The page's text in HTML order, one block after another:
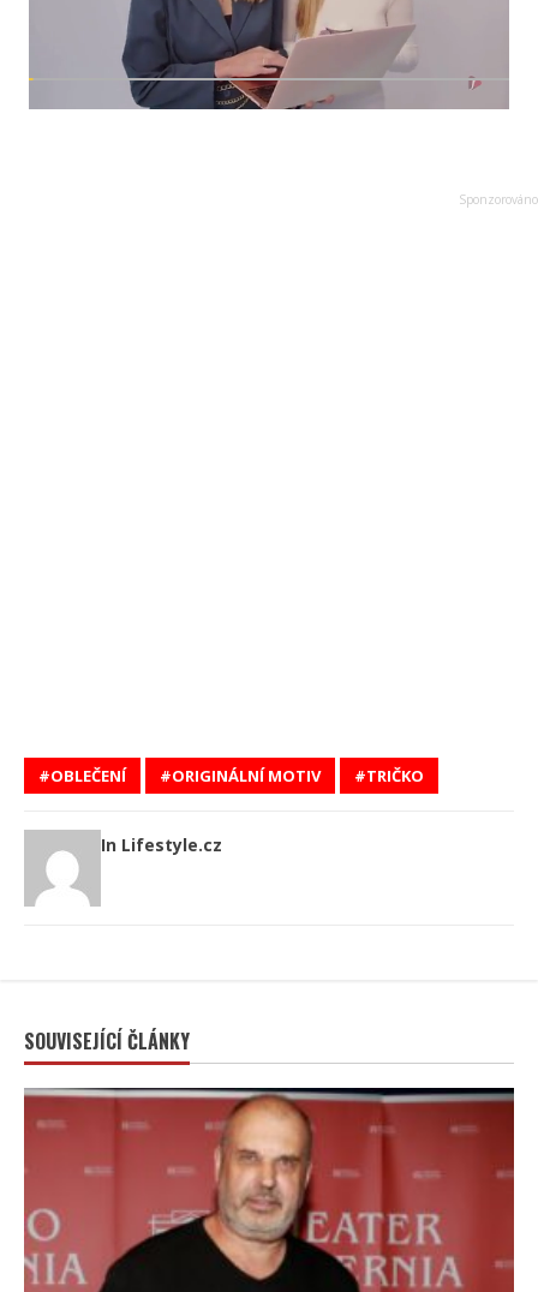
OBLEČENÍ ORIGINÁLNÍ MOTIV TRIČKO
In Lifestyle.cz
SOUVISEJÍCÍ ČLÁNKY